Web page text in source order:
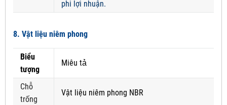
phi lợi nhuận.
8. Vật liệu niêm phong
Biểu
tượng
Miêu tả
Chỗ
trống
Vật liệu niêm phong NBR